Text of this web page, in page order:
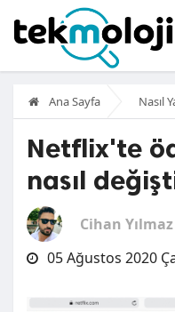
Ana Sayfa Nasıl
Netflix'te
nasıl
Cihan Yılmaz
05 Ağustos 2020